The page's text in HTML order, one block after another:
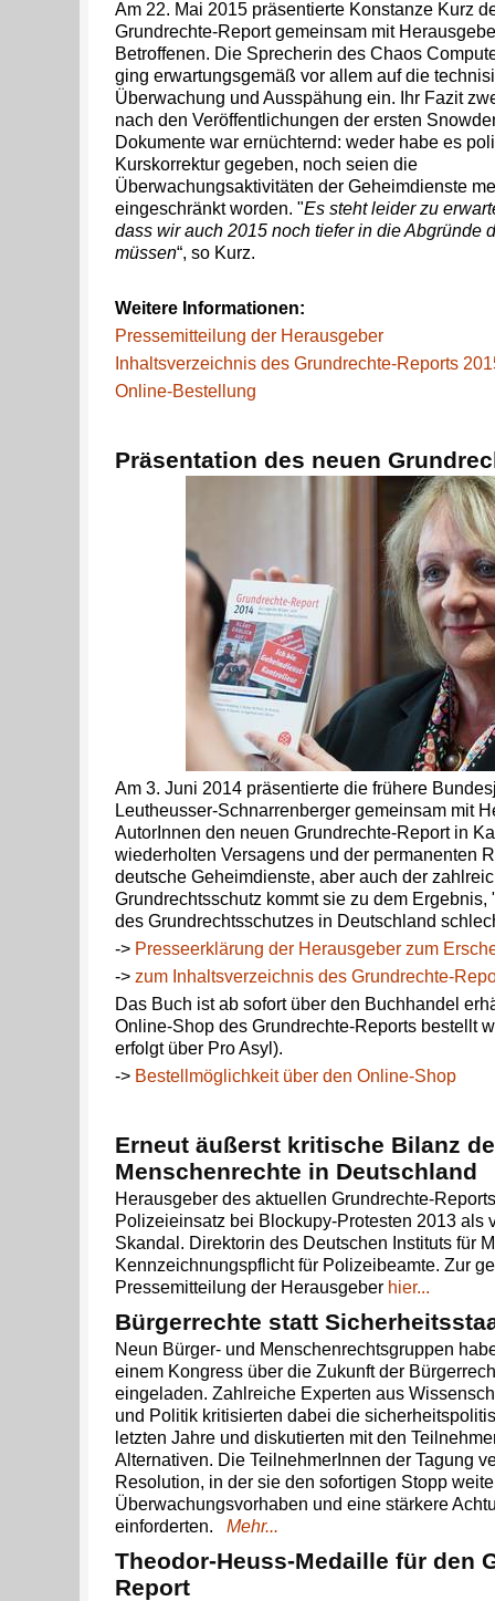
Am 22. Mai 2015 präsentierte Konstanze Kurz
Grundrechte-Report gemeinsam mit
Betroffenen. Die Sprecherin des Chaos
ging erwartungsgemäß vor allem auf die
Überwachung und Ausspähung ein. Ihr Fazit
nach den Veröffentlichungen der ersten
Dokumente war ernüchternd: weder habe es
Kurskorrektur gegeben, noch seien die
Überwachungsaktivitäten der Geheimdienste
eingeschränkt worden. "Es steht leider zu
dass wir auch 2015 noch tiefer in die Abgründe
müssen“, so Kurz.
Weitere Informationen:
Pressemitteilung der Herausgeber
Inhaltsverzeichnis des Grundrechte-Reports
Online-Bestellung
Präsentation des neuen
Am 3. Juni 2014 präsentierte die frühere
Leutheusser-Schnarrenberger gemeinsam mit
AutorInnen den neuen Grundrechte-Report in
wiederholten Versagens und der permanenten
deutsche Geheimdienste, aber auch der
Grundrechtsschutz kommt sie zu dem
des Grundrechtsschutzes in Deutschland
-> Presseerklärung der Herausgeber zum
-> zum Inhaltsverzeichnis des Grundrechte-
Das Buch ist ab sofort über den Buchhandel
Online-Shop des Grundrechte-Reports bestellt
erfolgt über Pro Asyl).
-> Bestellmöglichkeit über den Online-Shop
Erneut äußerst kritische Bilanz
Menschenrechte in Deutschland
Herausgeber des aktuellen Grundrechte-
Polizeieinsatz bei Blockupy-Protesten 2013 als
Skandal. Direktorin des Deutschen Instituts für
Kennzeichnungspflicht für Polizeibeamte. Zur
Pressemitteilung der Herausgeber hier...
Bürgerrechte statt
Neun Bürger- und Menschenrechtsgruppen
einem Kongress über die Zukunft der
eingeladen. Zahlreiche Experten aus
und Politik kritisierten dabei die
letzten Jahre und diskutierten mit den
Alternativen. Die TeilnehmerInnen der Tagung
Resolution, in der sie den sofortigen Stopp
Überwachungsvorhaben und eine stärkere
einforderten.
Mehr...
Theodor-Heuss-Medaille für den
Report